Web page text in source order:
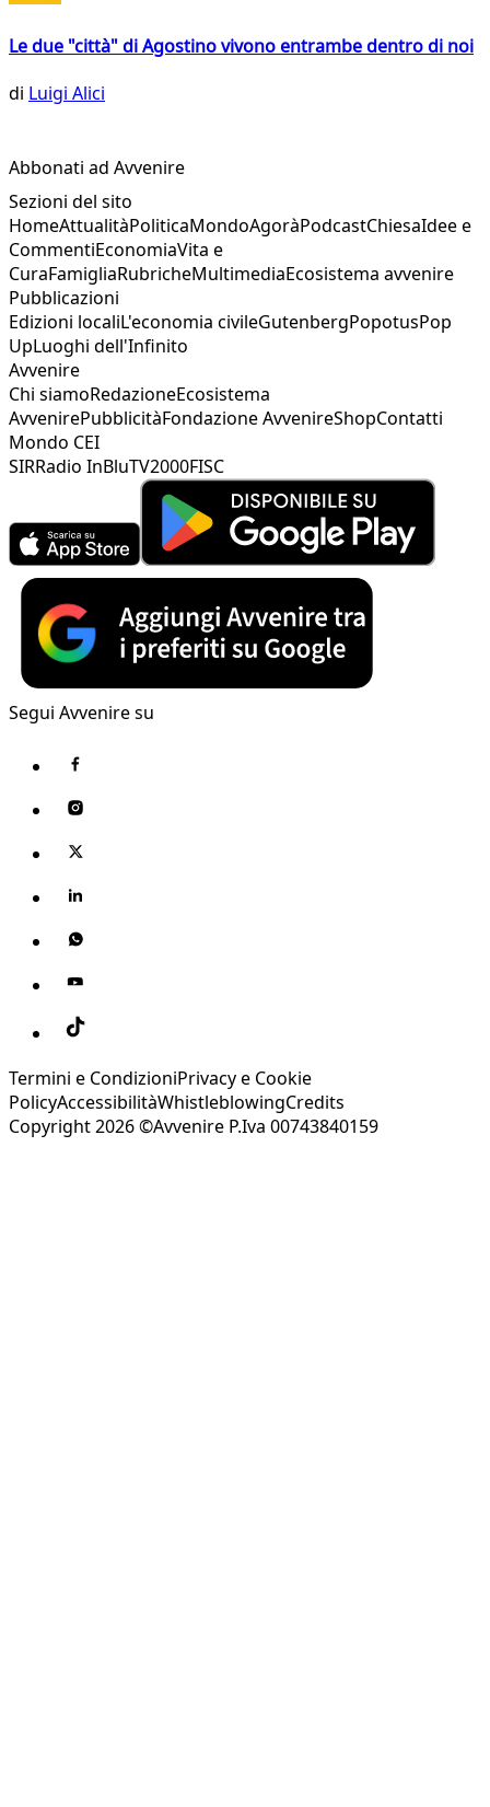
Le due "città" di Agostino vivono entrambe dentro di noi
di Luigi Alici
Abbonati ad Avvenire
Sezioni del sito
HomeAttualitàPoliticaMondoAgoràPodcastChiesaIdee e
CommentiEconomiaVita e
CuraFamigliaRubricheMultimediaEcosistema avvenire
Pubblicazioni
Edizioni localiL'economia civileGutenbergPopotusPop
UpLuoghi dell'Infinito
Avvenire
Chi siamoRedazioneEcosistema
AvvenirePubblicitàFondazione AvvenireShopContatti
Mondo CEI
SIRRadio InBluTV2000FISC
Segui Avvenire su
Termini e CondizioniPrivacy e Cookie
PolicyAccessibilitàWhistleblowingCredits
Copyright 2026 ©Avvenire P.Iva 00743840159